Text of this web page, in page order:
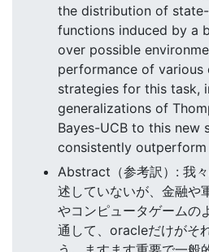
the distribution of
functions induced by a
over possible
performance of various
strategies for this task,
generalizations of
Bayes-UCB to this new
consistently
Abstract（参考訳）: 我
述していないが、金融や
やコンピュータゲームの
通して、oracleだけがそ